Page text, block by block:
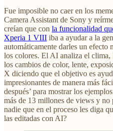
Fue imposible no caer en los
Camera Assistant de Sony y
creían que con la funcionalidad
Xperia 1 VIII iba a ayudar a la
automáticamente darles un efecto
los colores. El AI analiza el clima,
los cambios de color, lente,
X diciendo que el objetivo es
impresionantes de manera más
después’ para mostrar los
más de 13 millones de views y
nadie que en el proceso les diga
las editadas con AI?